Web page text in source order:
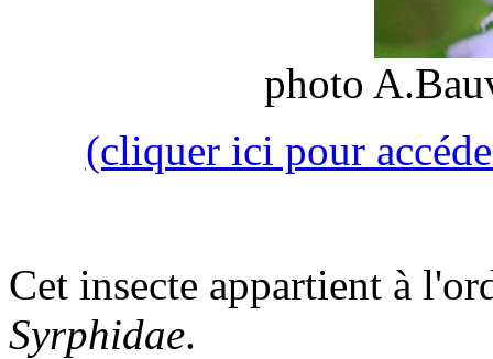
photo
(cliquer ici pour
Cet insecte appartient à
Syrphidae.